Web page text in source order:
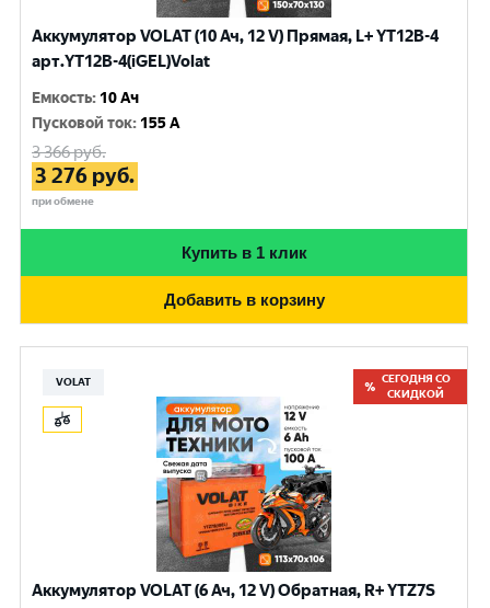
Аккумулятор VOLAT (10 Ач, 12 V) Прямая, L+ YT12B-4
арт.YT12B-4(iGEL)Volat
Емкость: 10 Ач
Пусковой ток: 155 A
3 366руб.
3 276 руб.
при обмене
Купить в 1 клик
Добавить в корзину
VOLAT
СЕГОДНЯ СО
СКИДКОЙ
Аккумулятор VOLAT (6 Ач, 12 V) Обратная, R+ YTZ7S